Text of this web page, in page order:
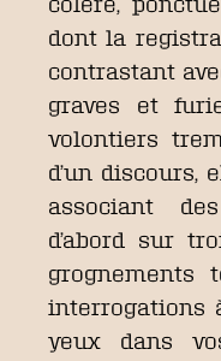
dont la
contrastant
graves et
volontiers
d’un discours,
associant
d’abord sur
grognements
interrogations
yeux dans